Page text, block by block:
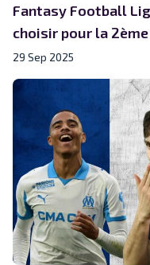
Fantasy Football
choisir pour la 2ème
29 Sep 2025